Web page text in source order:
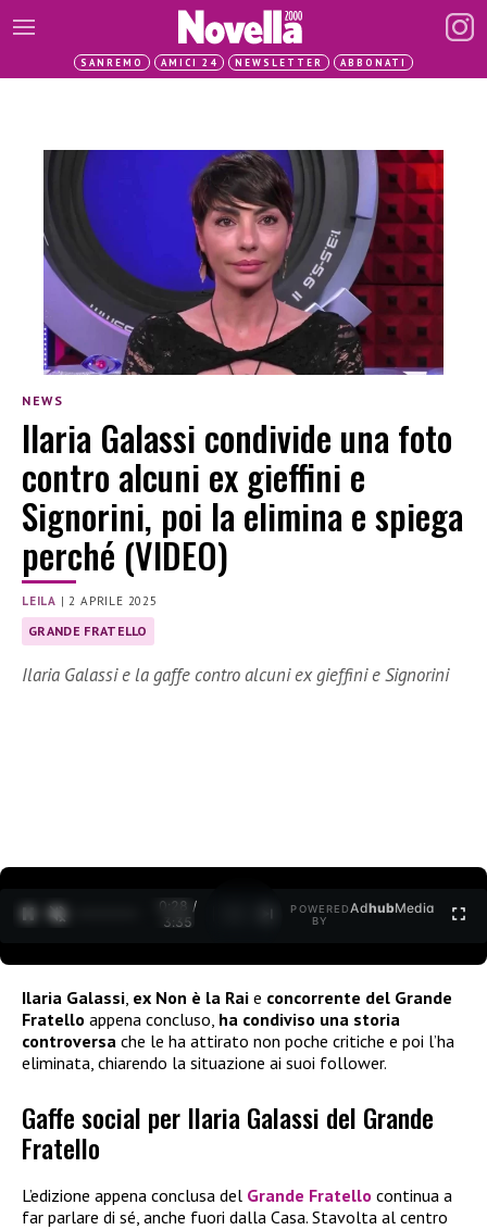
SANREMO AMICI 24 NEWSLETTER ABBONATI
NEWS
Ilaria Galassi condivide una foto
contro alcuni ex gieffini e
Signorini, poi la elimina e spiega
perché (VIDEO)
LEILA |2 APRILE 2025
GRANDE FRATELLO
Ilaria Galassi e la gaffe contro alcuni ex gieffini e Signorini
0:29 /
3:35
POWERED
BY
AdhubMedia
Ilaria Galassi ex Non è la Rai e concorrente del Grande
Fratello appena concluso, ha condiviso una storia
controversa che le ha attirato non poche critiche e poi l’ha
eliminata, chiarendo la situazione ai suoi follower.
Gaffe social per Ilaria Galassi del Grande
Fratello
L’edizione appena conclusa del Grande Fratello continua a
far parlare di sé, anche fuori dalla Casa. Stavolta al centro